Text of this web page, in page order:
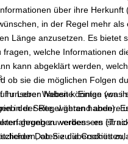
über ihre Herkunft
in der Regel mehr als
Länge anzusetzen. Es bietet
fragen, welche Informationen
kann abgeklärt werden,
ob sie die möglichen Folgen
ihr Leben haben könnten (was
in der Regel getan haben).
gegeben werden - es ist
Daten zu überschütten,
unserer Website. Einige von
der Seite, während andere
zu verbessern
ob Sie die Cookies